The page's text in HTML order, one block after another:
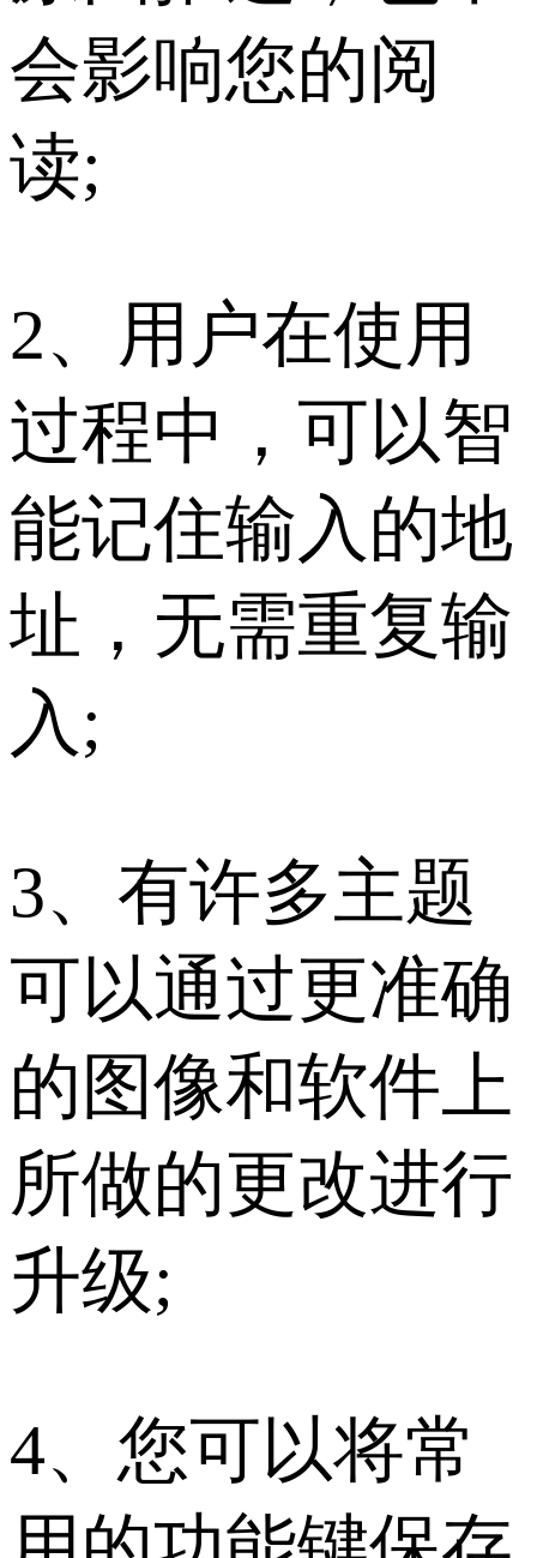
会影响您的阅
读;
2、用户在使用
过程中，可以智
能记住输入的地
址，无需重复输
入;
3、有许多主题
可以通过更准确
的图像和软件上
所做的更改进行
升级;
4、您可以将常